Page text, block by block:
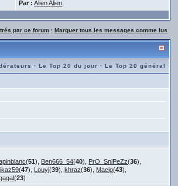
Par : Alien Alien
par ce forum· Marquer tous les messages comme lus
·Le Top 20 du jour ·Le Top 20 général
(51), Ben666_54(40), PrO_SniPeZz(36),
(47), Louyj(39),khraz(36), Macjo(43),
(23)